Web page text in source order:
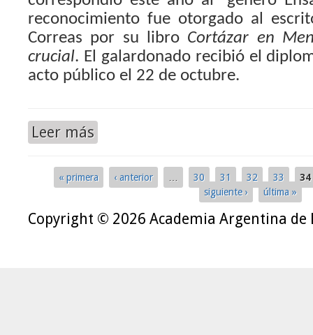
reconocimiento fue otorgado al
Correas por su libro Cortázar en
crucial. El galardonado recibió el
acto público el 22 de octubre.
Leer más
Páginas
« primera ‹ anterior … 30 31 32 33
34
siguiente ›
última »
Copyright © 2026 Academia Argentina de